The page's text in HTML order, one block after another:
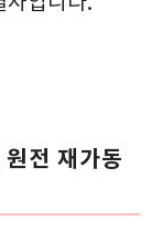
전 재가동